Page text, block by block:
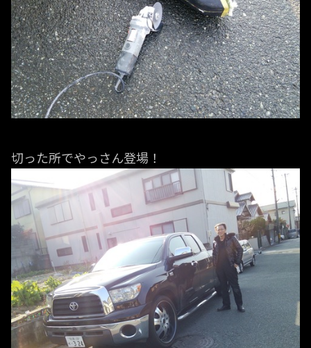
切った所でやっさん登場！